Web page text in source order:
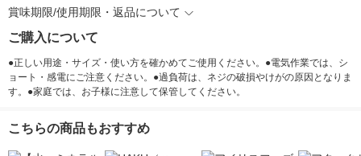
賞味期限/使用期限・返品について
ご購入について
●正しい用途・サイズ・使い方を確かめてご使用ください。●電気作業では、シ
ョート・感電にご注意ください。●過負荷は、ネジの破損やけがの原因となりま
す。●家庭では、お子様に注意して保管してください。
こちらの商品もおすすめ